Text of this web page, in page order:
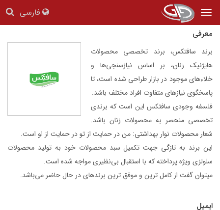
فارسی
سافتکس
معرفی
برند سافتکس، برند تخصصی محصولات
هایژنیک زنان، بر اساس نیازسنجی‌ها و
خلاءهای موجود در بازار طراحی شده است، تا
پاسخگوی نیازهای متفاوت افراد مختلف باشد.
فلسفه وجودی سافتکس این است که برندی
تخصصی منحصر به محصولات زنان باشد.
شعار محصولات نوار بهداشتی: من در حمایت از تو در حمایت از او است.
این برند به تازگی جهت تکمیل سبد محصولات خود به تولید محصولات
سلولزی ویژه پرداخته که با استقبال بی‌نظیری مواجه شده است.
میتوان گفت از کامل ترین و موفق ترین برندهای در حال حاضر می‌باشد.
ایمیل